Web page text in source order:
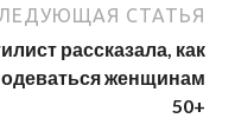
СТАТЬЯ
рассказала, как
одеваться женщинам
50+